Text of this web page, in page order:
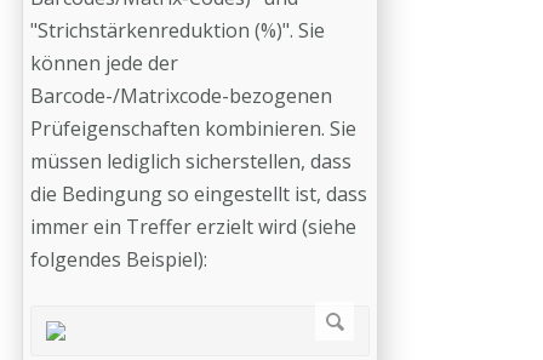
"Strichstärkenreduktion (%)". Sie
können jede der
Barcode-/Matrixcode-bezogenen
Prüfeigenschaften kombinieren. Sie
müssen lediglich sicherstellen, dass
die Bedingung so eingestellt ist, dass
immer ein Treffer erzielt wird (siehe
folgendes Beispiel):